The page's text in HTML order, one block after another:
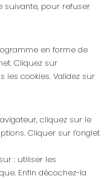
suivante, pour refuser
en forme de
Cliquez sur
les cookies. Validez sur
cliquez sur le
Cliquer sur l’onglet
: utiliser les
Enfin décochez-la